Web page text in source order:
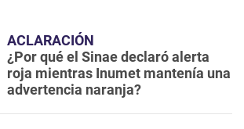
ACLARACIÓN
¿Por qué el Sinae declaró alerta
roja mientras Inumet mantenía una
advertencia naranja?